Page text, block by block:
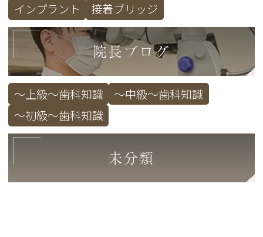
インプラント 接着ブリッジ
院長ブログ
～上級～歯科知識
～中級～歯科知識
～初級～歯科知識
未分類